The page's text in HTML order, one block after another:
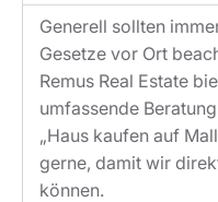
Generell sollten
Gesetze vor Ort
Remus Real Estate
umfassende
„Haus kaufen auf
gerne, damit wir
können.